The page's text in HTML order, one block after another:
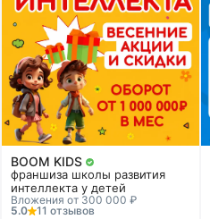
BOOM KIDS
франшиза школы развития
интеллекта у детей
Вложения от 300 000 ₽
5.0
11 отзывов